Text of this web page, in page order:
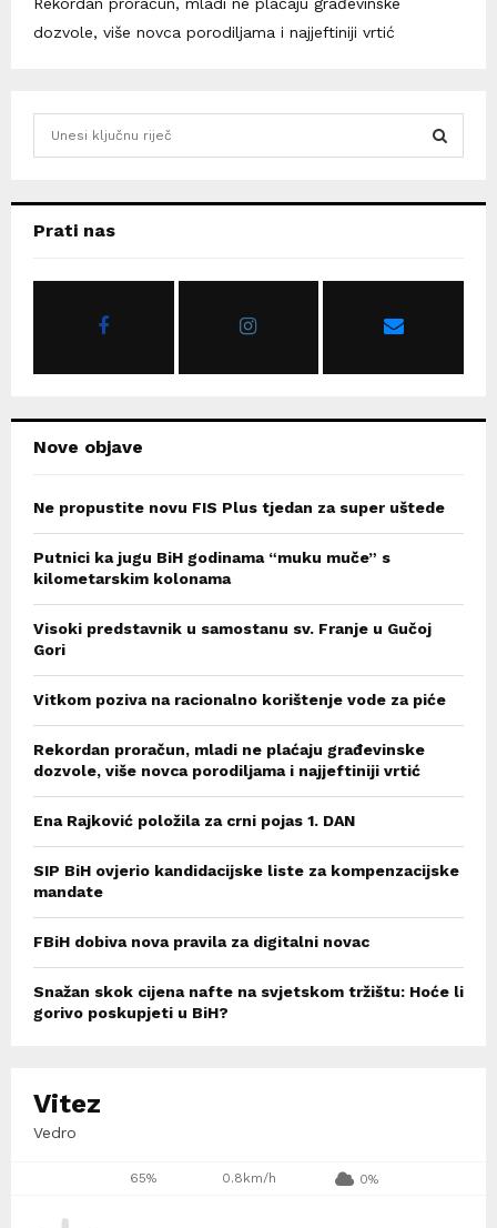
dozvole, više novca porodiljama i najjeftiniji vrtić
h
o
Prati nas
Nove objave
Ne propustite novu FIS Plus tjedan za super uštede
Putnici ka jugu BiH godinama “muku muče” s
kilometarskim kolonama
Visoki predstavnik u samostanu sv. Franje u Gučoj
Gori
Vitkom poziva na racionalno korištenje vode za piće
Rekordan proračun, mladi ne plaćaju građevinske
dozvole, više novca porodiljama i najjeftiniji vrtić
Ena Rajković položila za crni pojas 1. DAN
SIP BiH ovjerio kandidacijske liste za kompenzacijske
mandate
FBiH dobiva nova pravila za digitalni novac
Snažan skok cijena nafte na svjetskom tržištu: Hoće li
gorivo poskupjeti u BiH?
Vitez
Vedro
65% 0.8km/h 0%